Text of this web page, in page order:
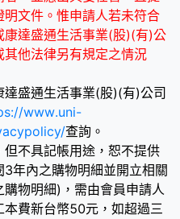
文件。惟申請人若未符合
康達盛通生活事業(股)(有)公
他法律另有規定之情況
盛通生活事業(股)(有)公司
www.uni-
查詢。
不具記帳用途，恕不提供
年內之購物明細並開立相關
物明細)，需由會員申請人
費新台幣50元，如超過三